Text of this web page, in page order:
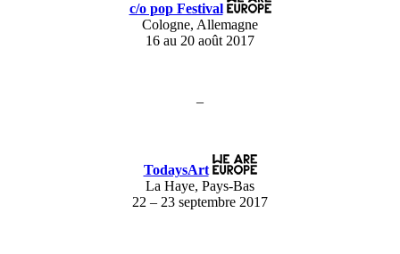
c/o pop Festival
Cologne, Allemagne
16 au 20 août 2017
–
TodaysArt
La Haye, Pays-Bas
22 – 23 septembre 2017